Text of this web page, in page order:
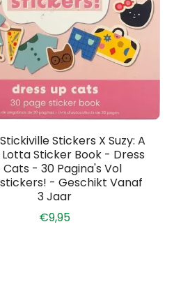
Stickers X Suzy: A
Sticker Book - Dress
Cats - 30 Pagina's Vol
- Geschikt Vanaf
3 Jaar
€9,95